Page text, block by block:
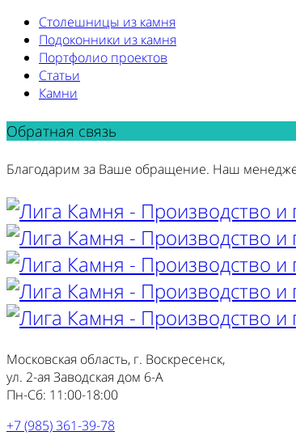
Столешницы из камня
Подоконники из камня
Портфолио проектов
Статьи
Камни
Обратная связь
Благодарим за Ваше обращение. Наш
Московская область, г. Воскресенск,
ул. 2-ая Заводская дом 6-А
Пн-Сб: 11:00-18:00
+7 (985) 361-39-78